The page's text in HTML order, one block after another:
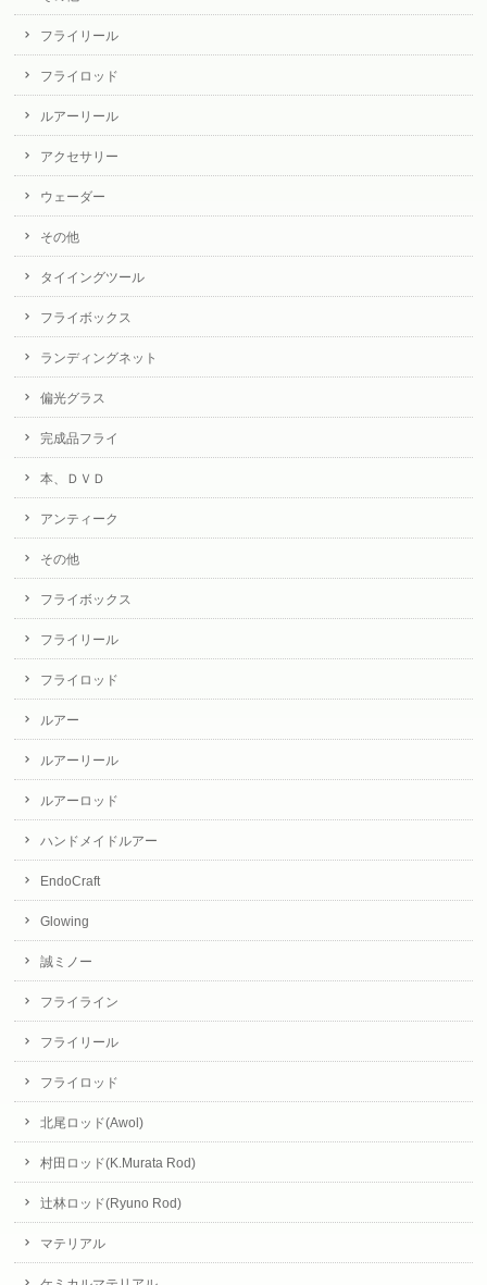
フライリール
フライロッド
ルアーリール
アクセサリー
ウェーダー
その他
タイイングツール
フライボックス
ランディングネット
偏光グラス
完成品フライ
本、ＤＶＤ
アンティーク
その他
フライボックス
フライリール
フライロッド
ルアー
ルアーリール
ルアーロッド
ハンドメイドルアー
EndoCraft
Glowing
誠ミノー
フライライン
フライリール
フライロッド
北尾ロッド(Awol)
村田ロッド(K.Murata Rod)
辻林ロッド(Ryuno Rod)
マテリアル